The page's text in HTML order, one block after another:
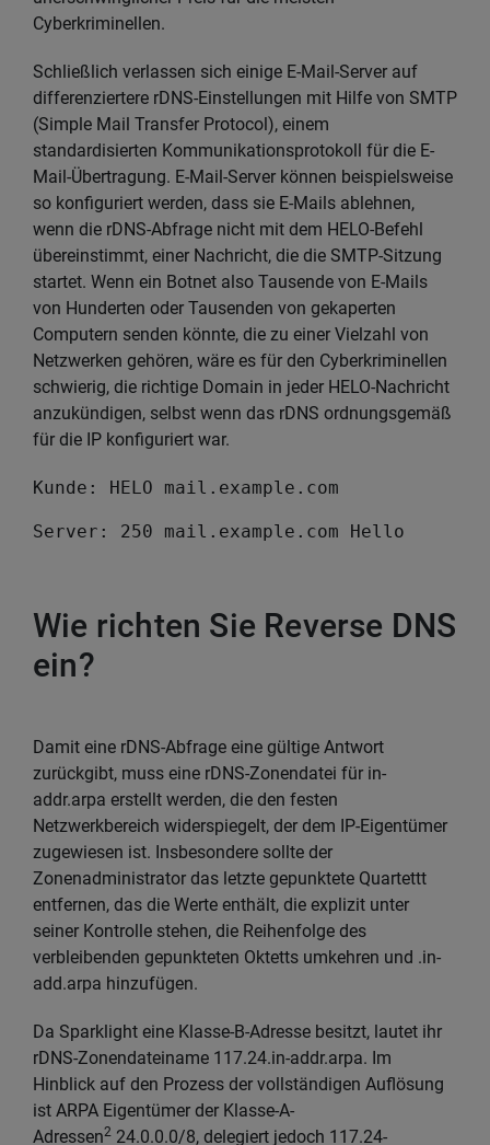
Cyberkriminellen.
Schließlich verlassen sich einige E-Mail-Server auf
differenziertere rDNS-Einstellungen mit Hilfe von SMTP
(Simple Mail Transfer Protocol), einem
standardisierten Kommunikationsprotokoll für die E-
Mail-Übertragung. E-Mail-Server können beispielsweise
so konfiguriert werden, dass sie E-Mails ablehnen,
wenn die rDNS-Abfrage nicht mit dem HELO-Befehl
übereinstimmt, einer Nachricht, die die SMTP-Sitzung
startet. Wenn ein Botnet also Tausende von E-Mails
von Hunderten oder Tausenden von gekaperten
Computern senden könnte, die zu einer Vielzahl von
Netzwerken gehören, wäre es für den Cyberkriminellen
schwierig, die richtige Domain in jeder HELO-Nachricht
anzukündigen, selbst wenn das rDNS ordnungsgemäß
für die IP konfiguriert war.
Kunde: HELO mail.example.com
Server: 250 mail.example.com Hello
Wie richten Sie Reverse DNS
ein?
Damit eine rDNS-Abfrage eine gültige Antwort
zurückgibt, muss eine rDNS-Zonendatei für in-
addr.arpa erstellt werden, die den festen
Netzwerkbereich widerspiegelt, der dem IP-Eigentümer
zugewiesen ist. Insbesondere sollte der
Zonenadministrator das letzte gepunktete Quartettt
entfernen, das die Werte enthält, die explizit unter
seiner Kontrolle stehen, die Reihenfolge des
verbleibenden gepunkteten Oktetts umkehren und .in-
add.arpa hinzufügen.
Da Sparklight eine Klasse-B-Adresse besitzt, lautet ihr
rDNS-Zonendateiname 117.24.in-addr.arpa. Im
Hinblick auf den Prozess der vollständigen Auflösung
ist ARPA Eigentümer der Klasse-A-
Adressen2 24.0.0.0/8, delegiert jedoch 117.24-